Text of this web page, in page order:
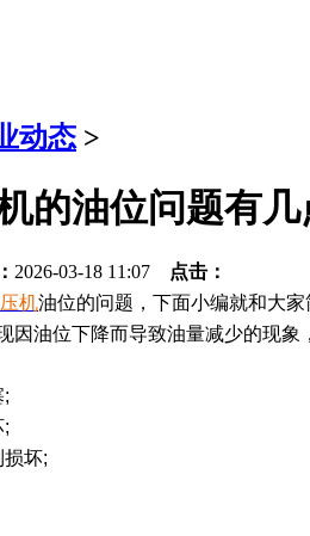
动态 >
的油位问题有
2026-03-18 11:07
点击：
机油位的问题，下面小编就和大家
因油位下降而导致油量减少的现
;
;
损坏;